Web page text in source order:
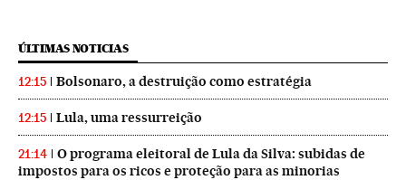
ÚLTIMAS NOTICIAS
12:15 Bolsonaro, a destruição como estratégia
12:15 Lula, uma ressurreição
21:14
O programa eleitoral de Lula da Silva: subidas de
impostos para os ricos e proteção para as minorias